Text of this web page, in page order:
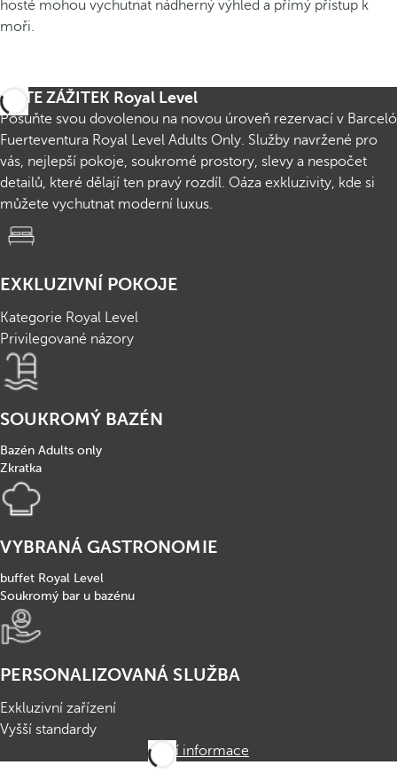
hosté mohou vychutnat nádherný výhled a přímý přístup k
moři.
ŽIJTE ZÁŽITEK Royal Level
Posuňte svou dovolenou na novou úroveň rezervací v Barceló
Fuerteventura Royal Level Adults Only. Služby navržené pro
vás, nejlepší pokoje, soukromé prostory, slevy a nespočet
detailů, které dělají ten pravý rozdíl. Oáza exkluzivity, kde si
můžete vychutnat moderní luxus.
EXKLUZIVNÍ POKOJE
Kategorie Royal Level
Privilegované názory
SOUKROMÝ BAZÉN
Bazén Adults only
Zkratka
VYBRANÁ GASTRONOMIE
buffet Royal Level
Soukromý bar u bazénu
PERSONALIZOVANÁ SLUŽBA
Exkluzivní zařízení
Vyšší standardy
Další informace